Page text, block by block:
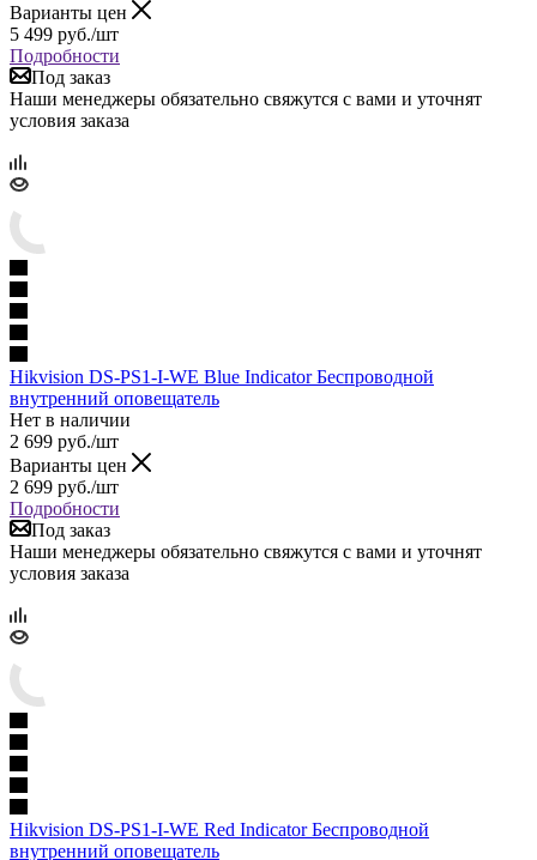
Варианты цен
5 499 руб./шт
Подробности
Под заказ
Наши менеджеры обязательно свяжутся с вами и уточнят
условия заказа
Hikvision DS-PS1-I-WE Blue Indicator Беспроводной
внутренний оповещатель
Нет в наличии
2 699 руб./шт
Варианты цен
2 699 руб./шт
Подробности
Под заказ
Наши менеджеры обязательно свяжутся с вами и уточнят
условия заказа
Hikvision DS-PS1-I-WE Red Indicator Беспроводной
внутренний оповещатель